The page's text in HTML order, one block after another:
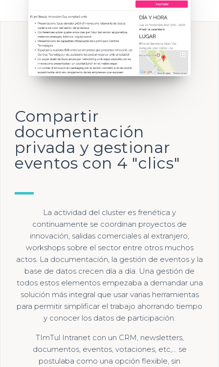
Compartir
documentación
privada y gestionar
eventos con 4 "clics"
La actividad del cluster es frenética y
continuamente se coordinan proyectos de
innovación, salidas comerciales al extranjero,
workshops sobre el sector entre otros muchos
actos. La documentación, la gestión de eventos y la
base de datos crecen día a día. Una gestión de
todos estos elementos empezaba a demandar una
solución más integral que usar varias herramientas
para permitir simplificar el trabajo ahorrando tiempo
y conocer los datos de participación.
TImTul Intranet con un CRM, newsletters,
documentos, eventos, votaciones, etc,... se
postulaba como una opción flexible, sin